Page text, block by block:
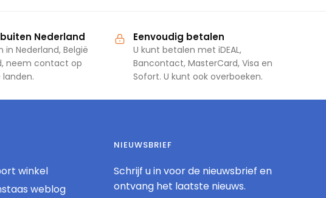
Nederland
in Nederland, België
neem contact op
Eenvoudig betalen
U kunt betalen met iDEAL,
Bancontact, MasterCard, Visa en
Sofort. U kunt ook overboeken.
winkel
weblog
NIEUWSBRIEF
Schrijf u in voor de nieuwsbrief en
ontvang het laatste nieuws.